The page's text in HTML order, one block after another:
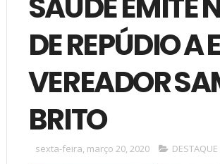
DE REPÚDIO A
VEREADOR
BRITO
sexta-feira, março 20, 2020 DESTAQUE